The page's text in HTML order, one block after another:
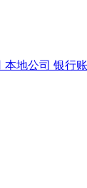
本地公司 银行